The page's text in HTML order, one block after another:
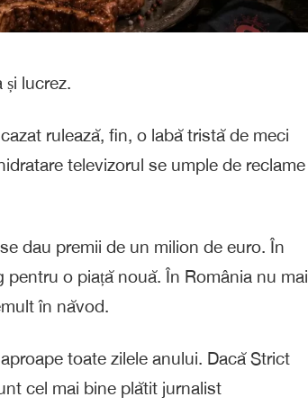
lucrez.
rulează, fin, o labă tristă de meci
televizorul se umple de reclame
dau premii de un milion de euro. În
o piață nouă. În România nu mai
în năvod.
toate zilele anului. Dacă Strict
cel mai bine plătit jurnalist